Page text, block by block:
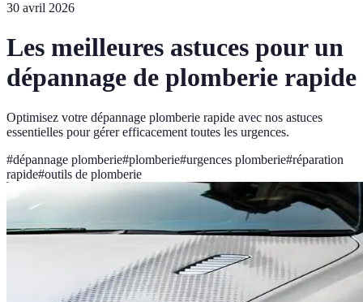
30 avril 2026
Les meilleures astuces pour un
dépannage de plomberie rapide
Optimisez votre dépannage plomberie rapide avec nos astuces
essentielles pour gérer efficacement toutes les urgences.
#dépannage plomberie#plomberie#urgences plomberie#réparation
rapide#outils de plomberie